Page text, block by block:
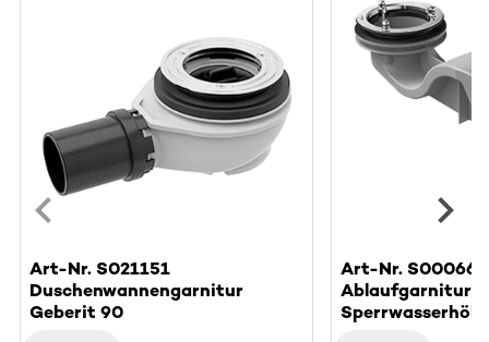
Art-Nr. S021151
Duschenwannengarnitur
Geberit 90
Art-Nr. S000662
Ablaufgarnitur